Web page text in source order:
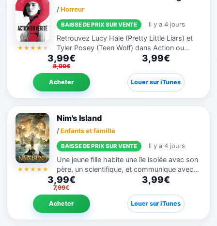
/Horreur
BAISSE DE PRIX SUR VENTE Il y a 4 jours
Retrouvez Lucy Hale (Pretty Little Liars) et
Tyler Posey (Teen Wolf) dans Action ou
Vérité, le thriller signé Blumhouse (Get Out,
Happy Birthdead). Un simple jeu entre amis
d’Action ou...
3,99€
8,99€
Acheter
3,99€
Louer sur iTunes
Nim's Island
/Enfants et famille
BAISSE DE PRIX SUR VENTE Il y a 4 jours
Une jeune fille habite une île isolée avec son
père, un scientifique, et communique avec
l'auteur solitaire de ses romans préférés.
3,99€
7,99€
Acheter
3,99€
Louer sur iTunes